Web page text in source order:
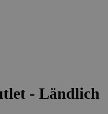
- Ländlich